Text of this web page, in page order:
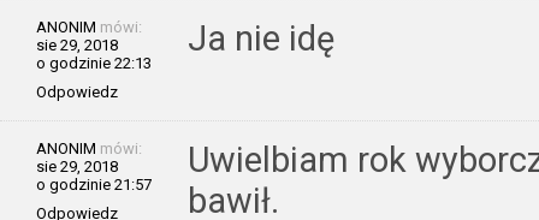
ANONIM mówi:
sie 29, 2018
o godzinie 22:13
Odpowiedz
Ja nie idę
ANONIM mówi:
sie 29, 2018
o godzinie 21:57
Odpowiedz
Uwielbiam rok
bawił.